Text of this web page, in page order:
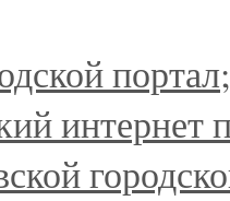
портал;
интернет